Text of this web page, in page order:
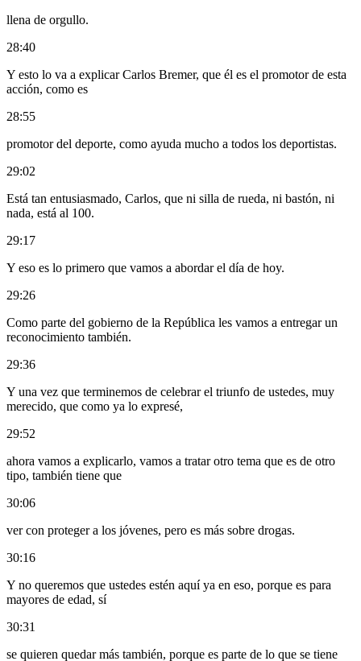
llena de orgullo.
28:40
Y esto lo va a explicar Carlos Bremer, que él es el promotor de esta
acción, como es
28:55
promotor del deporte, como ayuda mucho a todos los deportistas.
29:02
Está tan entusiasmado, Carlos, que ni silla de rueda, ni bastón, ni
nada, está al 100.
29:17
Y eso es lo primero que vamos a abordar el día de hoy.
29:26
Como parte del gobierno de la República les vamos a entregar un
reconocimiento también.
29:36
Y una vez que terminemos de celebrar el triunfo de ustedes, muy
merecido, que como ya lo expresé,
29:52
ahora vamos a explicarlo, vamos a tratar otro tema que es de otro
tipo, también tiene que
30:06
ver con proteger a los jóvenes, pero es más sobre drogas.
30:16
Y no queremos que ustedes estén aquí ya en eso, porque es para
mayores de edad, sí
30:31
se quieren quedar más también, porque es parte de lo que se tiene